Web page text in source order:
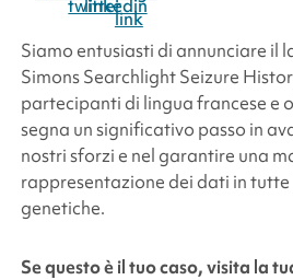
twitter
linkedin
link
Siamo entusiasti di annunciare il
Simons SearchlightSeizure
partecipanti di lingua francese e
segna un significativo passo in
nostri sforzi e nel garantire una
rappresentazione dei dati in
genetiche.
Se questo è il tuo caso, visita la